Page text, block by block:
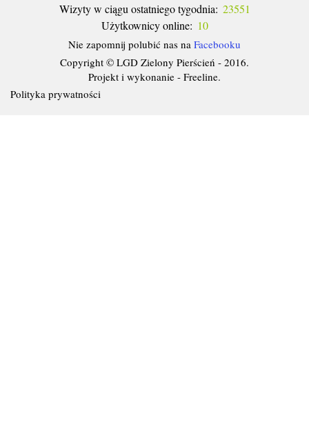
Wizyty w ciągu ostatniego tygodnia: 23551
Użytkownicy online: 10
Nie zapomnij polubić nas na Facebooku
Copyright © LGD Zielony Pierścień - 2016.
Projekt i wykonanie - Freeline.
Polityka prywatności